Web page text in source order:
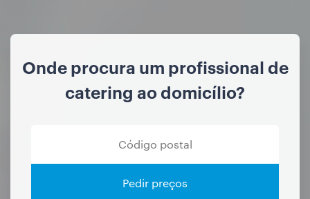
Onde procura um profissional de
catering ao domicílio?
Pedir preços